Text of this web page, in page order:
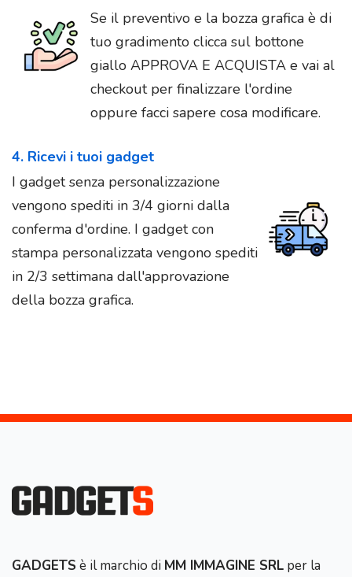
Se il preventivo e la bozza grafica è di
tuo gradimento clicca sul bottone
giallo APPROVA E ACQUISTA e vai al
checkout per finalizzare l'ordine
oppure facci sapere cosa modificare.
4. Ricevi i tuoi gadget
I gadget senza personalizzazione
vengono spediti in 3/4 giorni dalla
conferma d'ordine. I gadget con
stampa personalizzata vengono spediti
in 2/3 settimana dall'approvazione
della bozza grafica.
GADGETS è il marchio di MM IMMAGINE SRL per la